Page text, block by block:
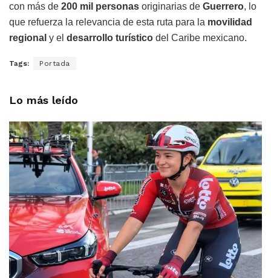
con más de 200 mil personas originarias de Guerrero, lo
que refuerza la relevancia de esta ruta para la movilidad
regional y el desarrollo turístico del Caribe mexicano.
Tags: Portada
Lo más leído